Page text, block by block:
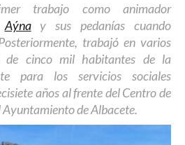
trabajo como animador
Aýnay sus pedanías cuando
trabajó en varios
de cinco mil habitantes de la
para los servicios sociales
años al frente del Centro de
de Albacete.